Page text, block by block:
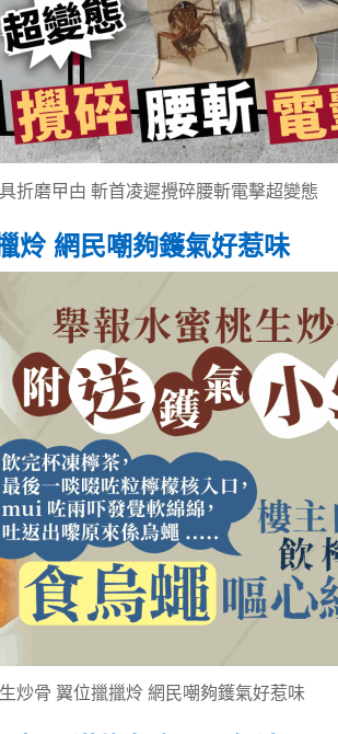
折磨曱甴 斬首凌遲攪碎腰斬電擊超變態
炩 網民嘲夠鑊氣好惹味
炒骨 翼位擸擸炩 網民嘲夠鑊氣好惹味